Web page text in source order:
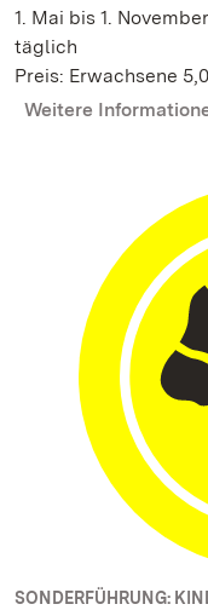
1. Mai bis 1.
täglich
Preis: Erwachsene
Weitere
SONDERFÜHRUNG: